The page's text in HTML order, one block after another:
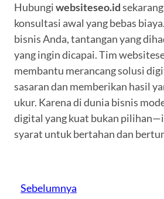
Hubungiwebsiteseo.id
konsultasi awal yang bebas
bisnis Anda, tantangan yang
yang ingin dicapai. Tim
membantu merancang solusi
sasaran dan memberikan hasil
ukur. Karena di dunia bisnis
digital yang kuat bukan
syarat untuk bertahan dan
Sebelumnya